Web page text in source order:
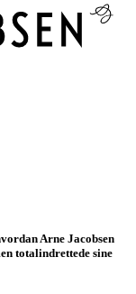
Arne Jacobsen
totalindrettede sine